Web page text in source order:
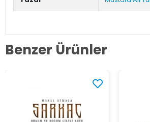
Benzer Ürünler